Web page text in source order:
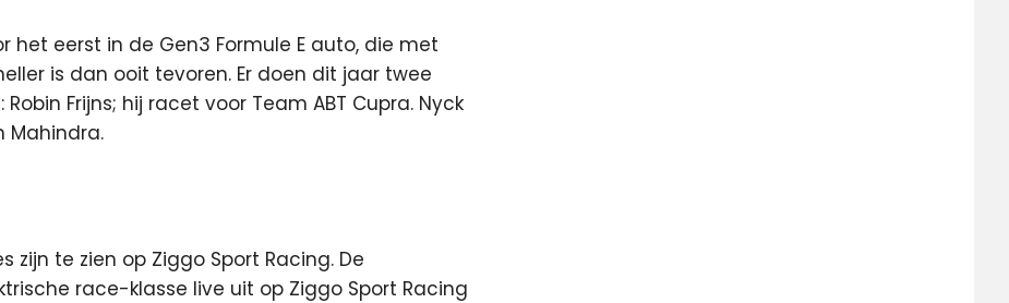
het eerst in de Gen3 Formule E auto, die met
is dan ooit tevoren. Er doen dit jaar twee
Frijns; hij racet voor Team ABT Cupra. Nyck
Mahindra.
te zien op Ziggo Sport Racing. De
race-klasse live uit op Ziggo Sport Racing